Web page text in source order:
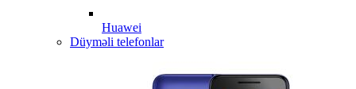
Huawei
Düyməli telefonlar